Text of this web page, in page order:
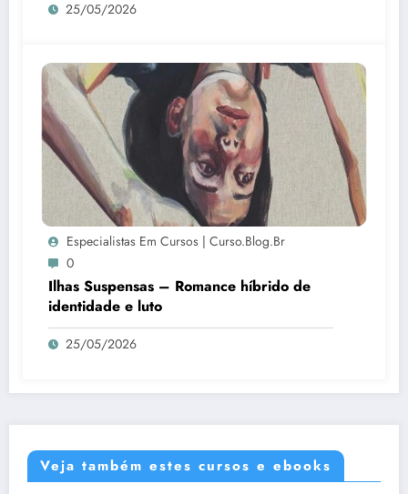
25/05/2026
Especialistas Em Cursos | Curso.blog.br
0
Ilhas Suspensas – Romance híbrido de
identidade e luto
25/05/2026
Veja também estes cursos e ebooks